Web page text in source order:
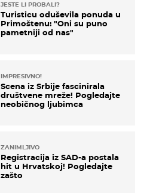
JESTE LI PROBALI?
Turisticu oduševila ponuda u
Primoštenu: "Oni su puno
pametniji od nas"
IMPRESIVNO!
Scena iz Srbije fascinirala
društvene mreže! Pogledajte
neobičnog ljubimca
ZANIMLJIVO
Registracija iz SAD-a postala
hit u Hrvatskoj! Pogledajte
zašto